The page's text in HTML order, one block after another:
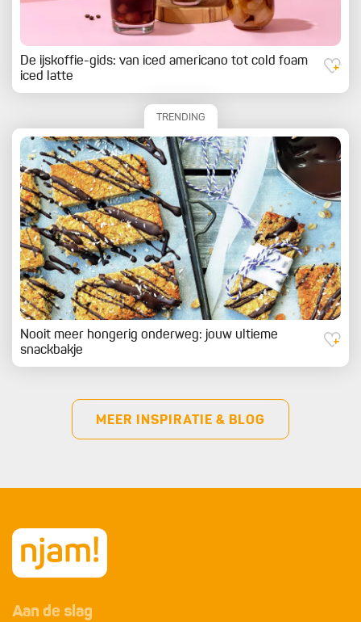
De ijskoffie-gids: van iced americano tot cold foam
iced latte
TRENDING
Nooit meer hongerig onderweg: jouw ultieme
snackbakje
MEER INSPIRATIE & BLOG
Aan de slag